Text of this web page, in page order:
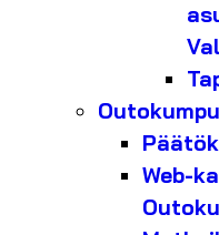
Outokumpu
Web-